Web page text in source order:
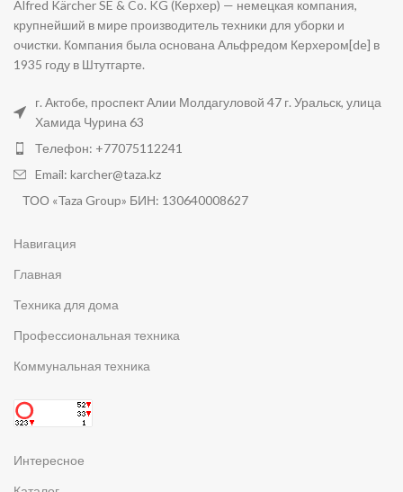
Alfred Kärcher SE & Co. KG (Керхер) — немецкая компания,
крупнейший в мире производитель техники для уборки и
очистки. Компания была основана Альфредом Керхером[de] в
1935 году в Штутгарте.
г. Актобе, проспект Алии Молдагуловой 47 г. Уральск, улица
Хамида Чурина 63
Телефон: +77075112241
Email: karcher@taza.kz
ТОО «Taza Group» БИН: 130640008627
Навигация
Главная
Техника для дома
Профессиональная техника
Коммунальная техника
Интересное